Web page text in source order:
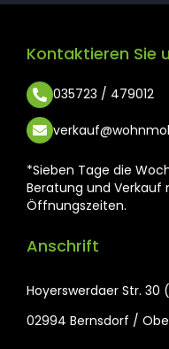
Kontaktieren Sie
035723 / 479012
*Sieben Tage die
Beratung und Verkauf
Öffnungszeiten.
Anschrift
Hoyerswerdaer Str. 30
02994 Bernsdorf /